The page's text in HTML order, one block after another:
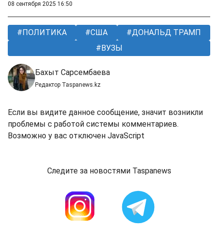
08 сентября 2025 16:50
ПОЛИТИКА США
ДОНАЛЬД ТРАМП
ВУЗЫ
Бахыт Сарсембаева
Редактор Taspanews.kz
Если вы видите данное сообщение, значит возникли
проблемы с работой системы комментариев.
Возможно у вас отключен JavaScript
Следите за новостями Taspanews